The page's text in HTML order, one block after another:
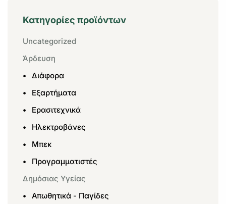
Κατηγορίες προϊόντων
Uncategorized
Άρδευση
Διάφορα
Εξαρτήματα
Ερασιτεχνικά
Ηλεκτροβάνες
Μπεκ
Προγραμματιστές
Δημόσιας Υγείας
Απωθητικά - Παγίδες